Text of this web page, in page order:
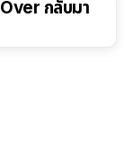
กลับมา